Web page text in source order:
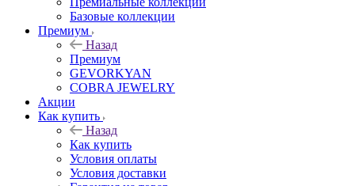
Базовые коллекции
Премиум
Назад
Премиум
GEVORKYAN
COBRA JEWELRY
Акции
Как купить
Назад
Как купить
Условия оплаты
Условия доставки